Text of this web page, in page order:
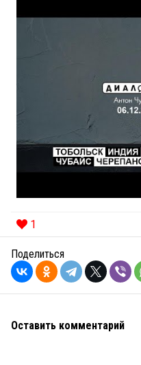
НЕТ
1
Поделиться
Оставить комментарий